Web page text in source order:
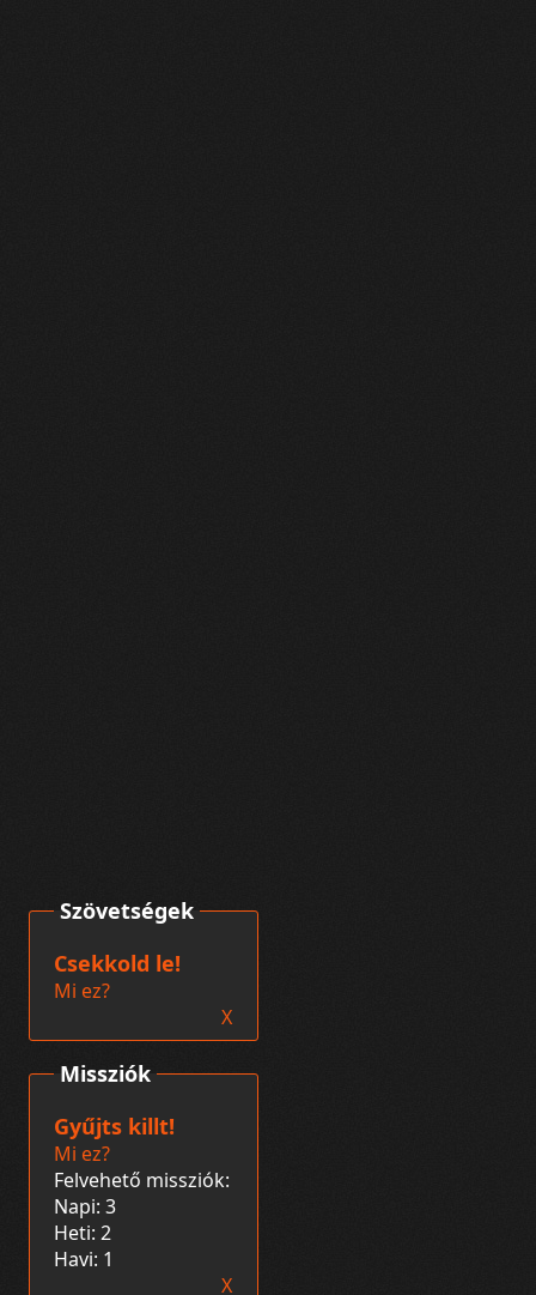
Missziók
Gyűjts killt!
Mi ez?
Felvehető missziók:
Napi: 3
Heti: 2
Havi: 1
X
Szövetségek
Csekkold le!
Mi ez?
X